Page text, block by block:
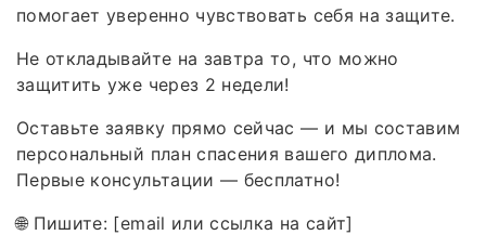
помогает уверенно чувствовать себя на защите.
Не откладывайте на завтра то, что можно
защитить уже через 2 недели!
Оставьте заявку прямо сейчас — и мы составим
персональный план спасения вашего диплома.
Первые консультации — бесплатно!
🌐 Пишите: [email или ссылка на сайт]